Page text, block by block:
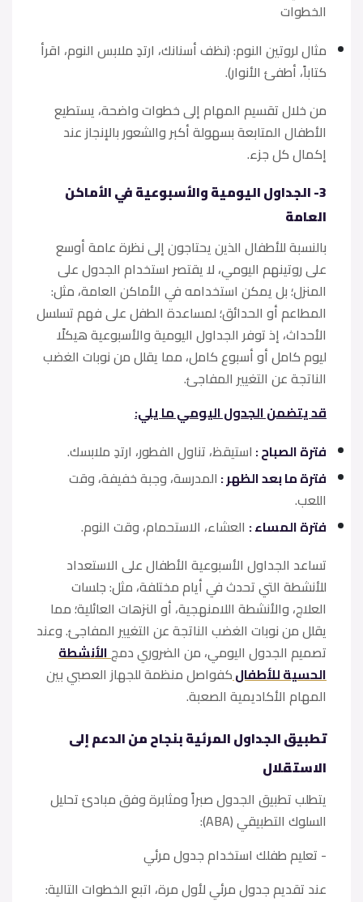
الخطوات
​مثال لروتين النوم: (نظف أسنانك، ارتدِ ملابس النوم، اقرأ
كتاباً، أطفئ الأنوار).
من خلال تقسيم المهام إلى خطوات واضحة، يستطيع
الأطفال المتابعة بسهولة أكبر والشعور بالإنجاز عند
إكمال كل جزء.
3- الجداول اليومية والأسبوعية في الأماكن
العامة
بالنسبة للأطفال الذين يحتاجون إلى نظرة عامة أوسع
على روتينهم اليومي، لا يقتصر استخدام الجدول على
المنزل؛ بل يمكن استخدامه في الأماكن العامة، مثل:
المطاعم أو الحدائق؛ لمساعدة الطفل على فهم تسلسل
الأحداث، إذ توفر الجداول اليومية والأسبوعية هيكلًا
ليوم كامل أو أسبوع كامل، مما يقلل من نوبات الغضب
الناتجة عن التغيير المفاجئ.
قد يتضمن الجدول اليومي ما يلي:
فترة الصباح : استيقظ، تناول الفطور، ارتدِ ملابسك.
فترة ما بعد الظهر : المدرسة، وجبة خفيفة، وقت
اللعب.
فترة المساء : العشاء، الاستحمام، وقت النوم.
تساعد الجداول الأسبوعية الأطفال على الاستعداد
للأنشطة التي تحدث في أيام مختلفة، مثل: جلسات
العلاج، والأنشطة اللامنهجية، أو النزهات العائلية؛ مما
يقلل من نوبات الغضب الناتجة عن التغيير المفاجئ. وعند
تصميم الجدول اليومي، من الضروري دمجالأنشطة
الحسية للأطفالكفواصل منظمة للجهاز العصبي بين
المهام الأكاديمية الصعبة.
تطبيق الجداول المرئية بنجاح من الدعم إلى
الاستقلال
يتطلب تطبيق الجدول صبراً ومثابرة وفق مبادئ تحليل
السلوك التطبيقي (ABA):
- تعليم طفلك استخدام جدول مرئي
عند تقديم جدول مرئي لأول مرة، اتبع الخطوات التالية: